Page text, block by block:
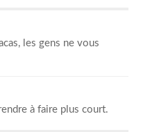
les gens ne vous
à faire plus court.